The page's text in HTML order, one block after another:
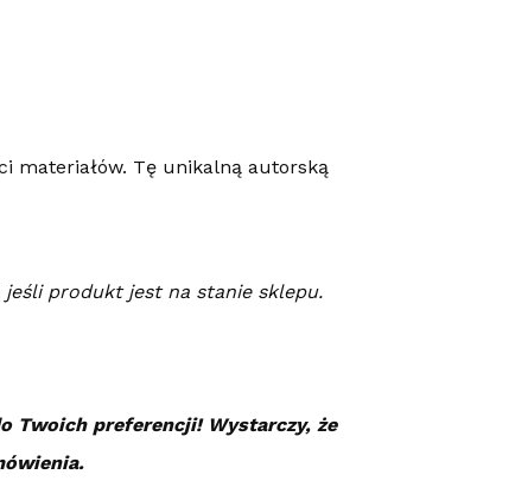
materiałów. Tę unikalną autorską
jeśli produkt jest na stanie sklepu.
Twoich preferencji! Wystarczy, że